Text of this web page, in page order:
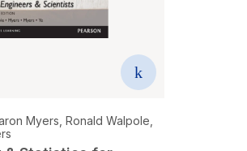
Myers, Ronald Walpole,